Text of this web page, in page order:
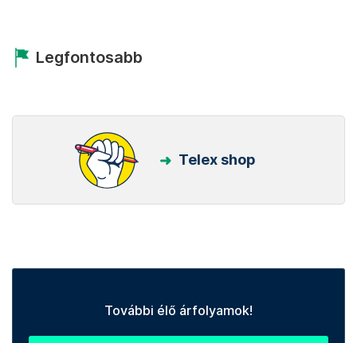
Legfontosabb
Telex shop
További élő árfolyamok!